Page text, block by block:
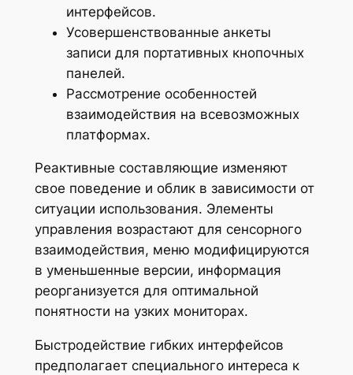
интерфейсов.
Усовершенствованные анкеты
записи для портативных кнопочных
панелей.
Рассмотрение особенностей
взаимодействия на всевозможных
платформах.
Реактивные составляющие изменяют
свое поведение и облик в зависимости от
ситуации использования. Элементы
управления возрастают для сенсорного
взаимодействия, меню модифицируются
в уменьшенные версии, информация
реорганизуется для оптимальной
понятности на узких мониторах.
Быстродействие гибких интерфейсов
предполагает специального интереса к